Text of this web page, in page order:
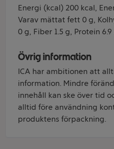
Energi (kcal) 200 kcal,
Varav mättat fett 0 g,
0 g, Fiber 1.5 g, Protein 6.9
Övrig information
ICA har ambitionen att
information. Mindre
innehåll kan ske över tid
alltid före användning
produktens förpackning.